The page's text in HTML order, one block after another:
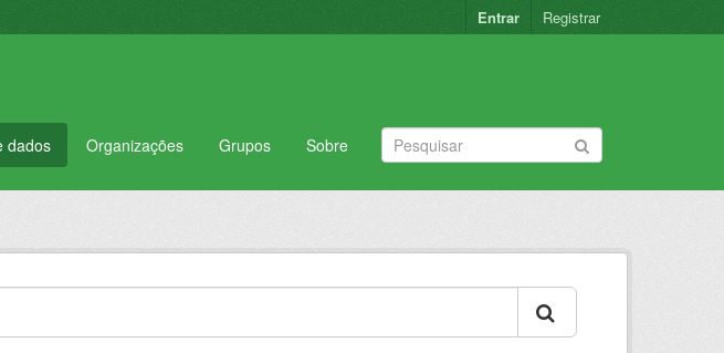
Entrar Registrar
dados Organizações Grupos Sobre